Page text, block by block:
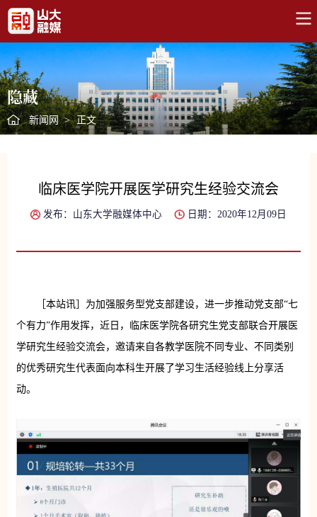
隐藏
新闻网 > 正文
临床医学院开展医学研究生经验交流会
发布：山东大学融媒体中心 日期：2020年12月09日
［本站讯］为加强服务型党支部建设，进一步推动党支部“七
个有力”作用发挥，近日，临床医学院各研究生党支部联合开展医
学研究生经验交流会，邀请来自各教学医院不同专业、不同类别
的优秀研究生代表面向本科生开展了学习生活经验线上分享活
动。